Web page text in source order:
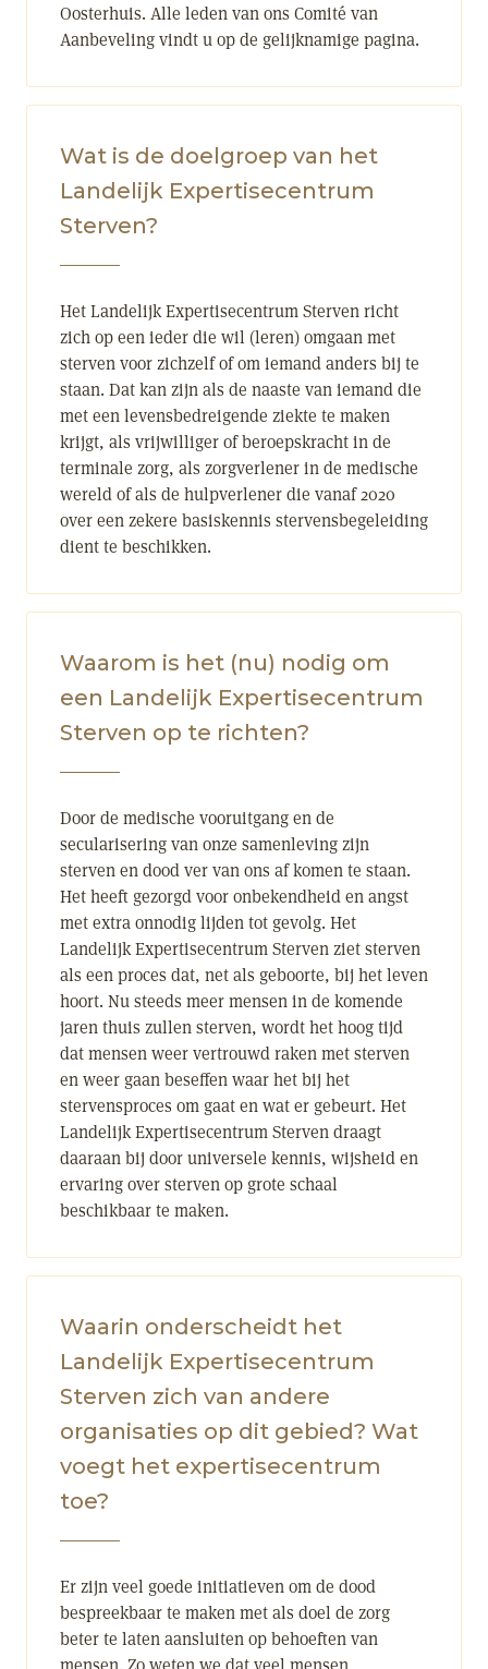
Oosterhuis. Alle leden van ons Comité van
Aanbeveling vindt u op de gelijknamige pagina.
Wat is de doelgroep van het
Landelijk Expertisecentrum
Sterven?
Het Landelijk Expertisecentrum Sterven richt
zich op een ieder die wil (leren) omgaan met
sterven voor zichzelf of om iemand anders bij te
staan. Dat kan zijn als de naaste van iemand die
met een levensbedreigende ziekte te maken
krijgt, als vrijwilliger of beroepskracht in de
terminale zorg, als zorgverlener in de medische
wereld of als de hulpverlener die vanaf 2020
over een zekere basiskennis stervensbegeleiding
dient te beschikken.
Waarom is het (nu) nodig om
een Landelijk Expertisecentrum
Sterven op te richten?
Door de medische vooruitgang en de
secularisering van onze samenleving zijn
sterven en dood ver van ons af komen te staan.
Het heeft gezorgd voor onbekendheid en angst
met extra onnodig lijden tot gevolg. Het
Landelijk Expertisecentrum Sterven ziet sterven
als een proces dat, net als geboorte, bij het leven
hoort. Nu steeds meer mensen in de komende
jaren thuis zullen sterven, wordt het hoog tijd
dat mensen weer vertrouwd raken met sterven
en weer gaan beseffen waar het bij het
stervensproces om gaat en wat er gebeurt. Het
Landelijk Expertisecentrum Sterven draagt
daaraan bij door universele kennis, wijsheid en
ervaring over sterven op grote schaal
beschikbaar te maken.
Waarin onderscheidt het
Landelijk Expertisecentrum
Sterven zich van andere
organisaties op dit gebied? Wat
voegt het expertisecentrum
toe?
Er zijn veel goede initiatieven om de dood
bespreekbaar te maken met als doel de zorg
beter te laten aansluiten op behoeften van